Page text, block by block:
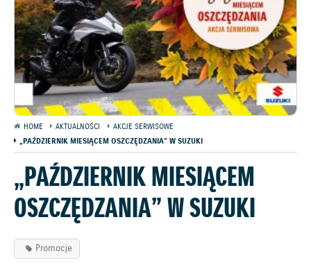
HOME AKTUALNOŚCI
AKCJE SERWISOWE
„PAŹDZIERNIK MIESIĄCEM OSZCZĘDZANIA” W SUZUKI
„PAŹDZIERNIK MIESIĄCEM
OSZCZĘDZANIA” W SUZUKI
Promocje